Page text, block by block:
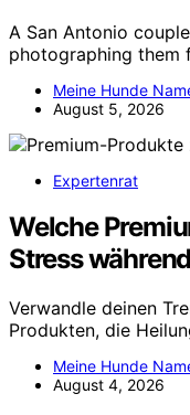
A San Antonio
photographing
Meine Hunde
August 5, 2026
Expertenrat
Welche
Stress
Verwandle deinen
Produkten, die
Meine Hunde
August 4, 2026